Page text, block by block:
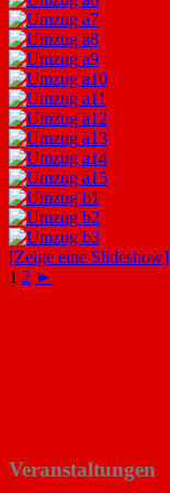
[Zeige eine Slideshow]
1 2 ►
Veranstaltungen